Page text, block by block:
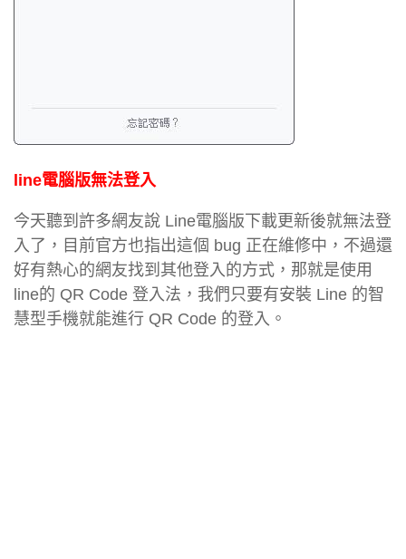
line電腦版無法登入
今天聽到許多網友說 Line電腦版下載更新後就無法登
入了，目前官方也指出這個 bug 正在維修中，不過還
好有熱心的網友找到其他登入的方式，那就是使用
line的 QR Code 登入法，我們只要有安裝 Line 的智
慧型手機就能進行 QR Code 的登入。